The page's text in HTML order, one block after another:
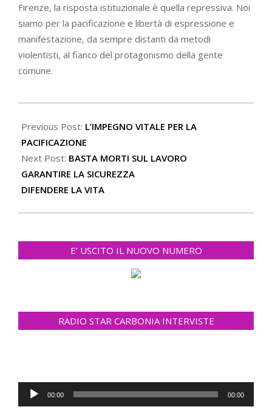
Firenze, la risposta istituzionale è quella repressiva. Noi
siamo per la pacificazione e libertà di espressione e
manifestazione, da sempre distanti da metodi
violentisti, al fianco del protagonismo della gente
comune.
04-
06
Previous Post: L’IMPEGNO VITALE PER LA
PACIFICAZIONE
Next Post: BASTA MORTI SUL LAVORO
GARANTIRE LA SICUREZZA
DIFENDERE LA VITA
E’ USCITO IL NUOVO NUMERO
RADIO STAR CARBONIA INTERVISTE
Audio
Player
00:00 00:00